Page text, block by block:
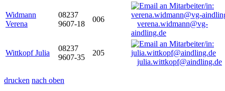
Widmann
Verena
08237
9607-18
006
verena.widmann@vg-
aindling.de
Wittkopf Julia
08237
9607-35
205
julia.wittkopf@aindling.de
drucken nach oben